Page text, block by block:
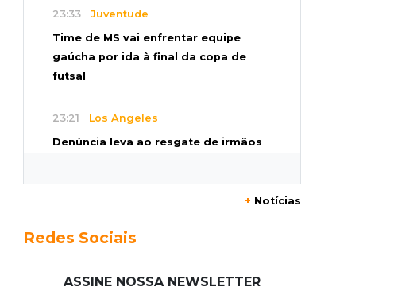
23:33 Juventude
Time de MS vai enfrentar equipe
gaúcha por ida à final da copa de
futsal
23:21 Los Angeles
Denúncia leva ao resgate de irmãos
MS com formação de ciclone bomba
+ Notícias
Redes Sociais
ASSINE NOSSA NEWSLETTER